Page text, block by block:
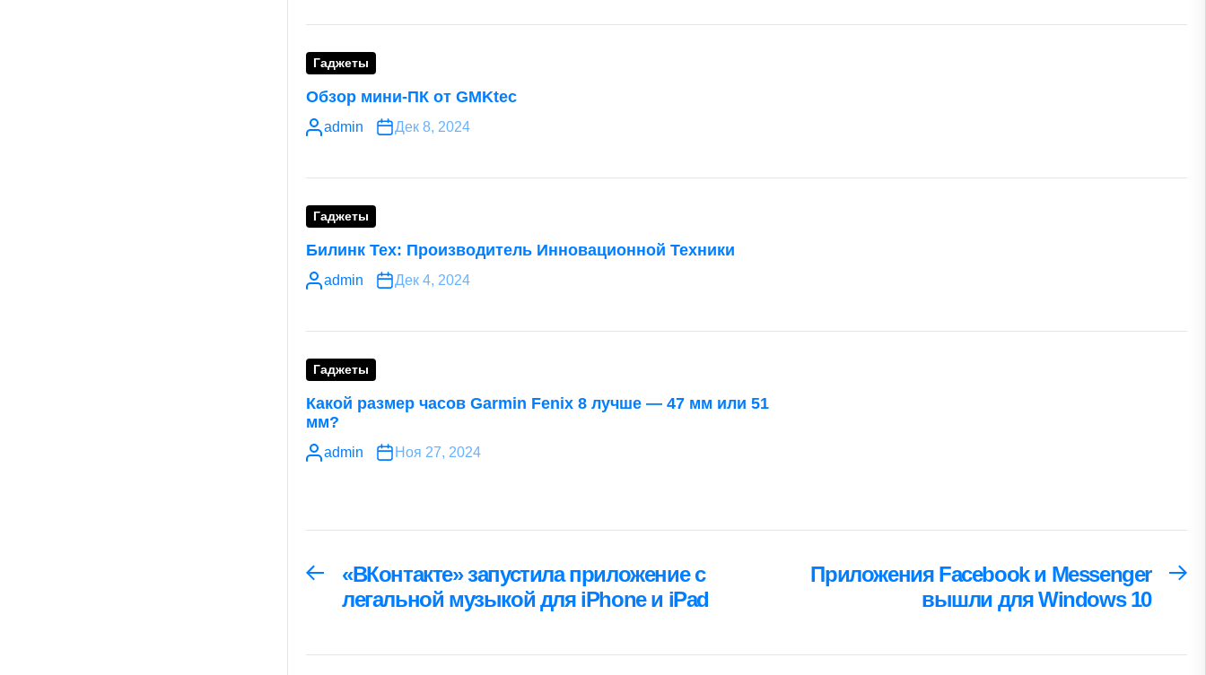
Гаджеты
Обзор мини-ПК от GMKtec
admin Дек 8, 2024
Гаджеты
Билинк Тех: Производитель Инновационной Техники
admin Дек 4, 2024
Гаджеты
Какой размер часов Garmin Fenix 8 лучше — 47 мм или 51
мм?
admin Ноя 27, 2024
Навигация
Предыдущая
запись:
«ВКонтакте» запустила приложение с
легальной музыкой для iPhone и iPad
Приложения Facebook и Messenger
вышли для Windows 10